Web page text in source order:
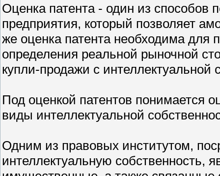
Оценка патента - один из способов
предприятия, который позволяет
же оценка патента необходима для
определения реальной рыночной
купли-продажи с интеллектуальной
Под оценкой патентов понимается
виды интеллектуальной
Одним из правовых институтом,
интеллектуальную собственность,